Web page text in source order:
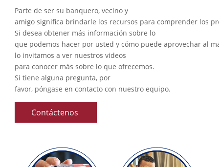
Parte de ser su banquero, vecino y
amigo significa brindarle los recursos para comprender los
Si desea obtener más información sobre lo
que podemos hacer por usted y cómo puede aprovechar al
lo invitamos a ver nuestros videos
para conocer más sobre lo que ofrecemos.
Si tiene alguna pregunta, por
favor, póngase en contacto con nuestro equipo.
Contáctenos